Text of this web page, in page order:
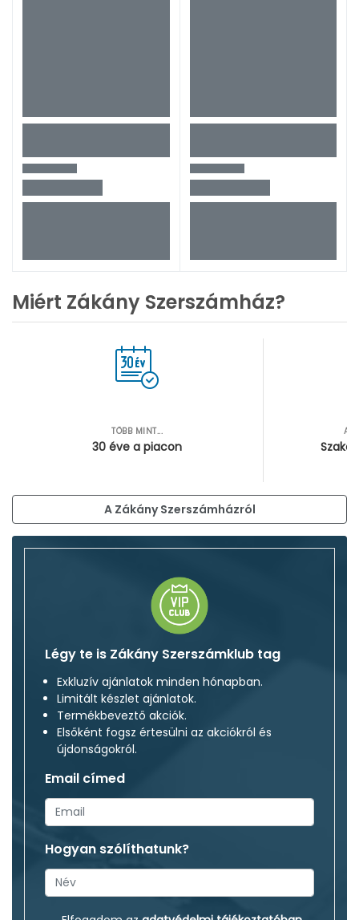
Miért Zákány Szerszámház?
TÖBB MINT...
30 éve a piacon
A Zákány Szerszámházról
Légy te is Zákány Szerszámklub tag
Exkluzív ajánlatok minden hónapban.
Limitált készlet ajánlatok.
Termékbeveztő akciók.
Elsőként fogsz értesülni az akciókról és
újdonságokról.
Email címed
Hogyan szólíthatunk?